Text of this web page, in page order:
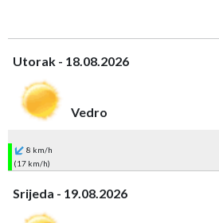
Utorak - 18.08.2026
Vedro
8 km/h
(17 km/h)
Srijeda - 19.08.2026